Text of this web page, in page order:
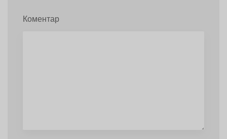
Коментар